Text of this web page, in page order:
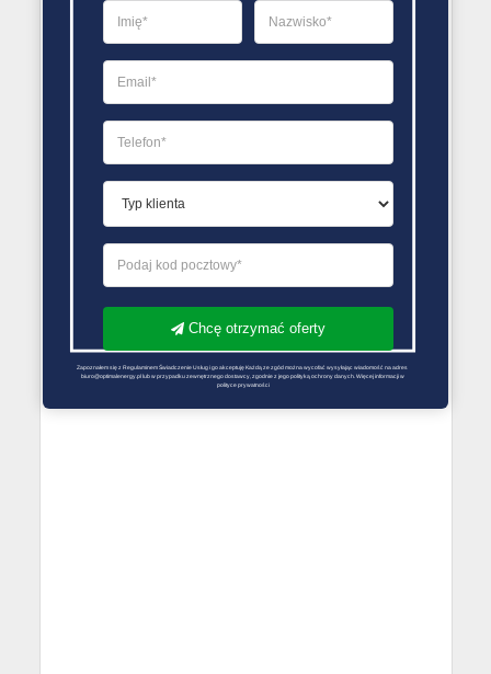
należy również wiedzieć, że Operator Systemu
Dystrybucyjnego ma 21 dni na rozpatrzenie
wniosku dotyczącego tej sprawy..
PORÓWNYWARKA OFERT GAZU
Chcę otrzymać oferty
Zapoznałem się z Regulaminem Świadczenie Usług i go akceptuję Każdą ze zgód można wycofać wysyłając wiadomość na adres
biuro@optimalenergy.pl lub w przypadku zewnętrznego dostawcy, zgodnie z jego polityką ochrony danych. Więcej informacji w
polityce prywatności